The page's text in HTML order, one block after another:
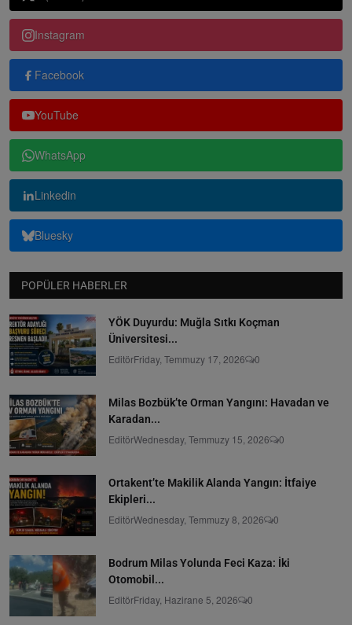
Instagram
Facebook
YouTube
WhatsApp
Linkedin
Bluesky
POPÜLER HABERLER
YÖK Duyurdu: Muğla Sıtkı Koçman
Üniversitesi...
EditörFriday, Temmuzy 17, 2026 0
Milas Bozbük’te Orman Yangını: Havadan ve
Karadan...
EditörWednesday, Temmuzy 15, 2026 0
Ortakent’te Makilik Alanda Yangın: İtfaiye
Ekipleri...
EditörWednesday, Temmuzy 8, 2026 0
Bodrum Milas Yolunda Feci Kaza: İki
Otomobil...
EditörFriday, Hazirane 5, 2026 0